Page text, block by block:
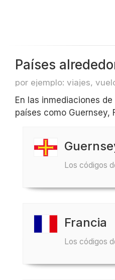
Países
por ejemplo: viajes,
En las inmediaciones
países como Guernsey,
Los códigos
Francia
Los códigos